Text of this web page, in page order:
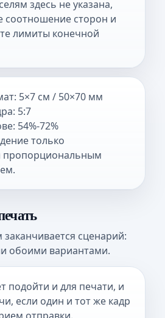
здесь не указана,
соотношение сторон и
лимиты конечной
5×7 см / 50×70 мм
5:7
54%-72%
только
пропорциональным
сценарий:
обоими вариантами.
подойти и для печати, и
если один и тот же кадр